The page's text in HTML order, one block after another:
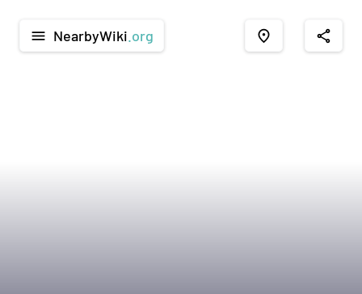
menu NearbyWiki .org place share